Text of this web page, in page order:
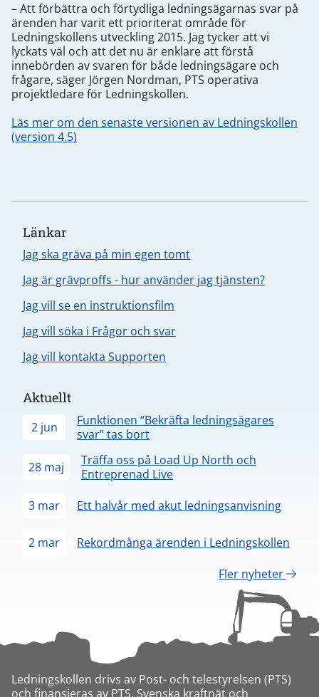
– Att förbättra och förtydliga ledningsägarnas svar på
ärenden har varit ett prioriterat område för
Ledningskollens utveckling 2015. Jag tycker att vi
lyckats väl och att det nu är enklare att förstå
innebörden av svaren för både ledningsägare och
frågare, säger Jörgen Nordman, PTS operativa
projektledare för Ledningskollen.
Läs mer om den senaste versionen av Ledningskollen
(version 4.5)
Länkar
Jag ska gräva på min egen tomt
Jag är grävproffs - hur använder jag tjänsten?
Jag vill se en instruktionsfilm
Jag vill söka i Frågor och svar
Jag vill kontakta Supporten
Aktuellt
2 jun
Funktionen “Bekräfta ledningsägares
svar” tas bort
28 maj
Träffa oss på Load Up North och
Entreprenad Live
3 mar
Ett halvår med akut ledningsanvisning
2 mar
Rekordmånga ärenden i Ledningskollen
Fler nyheter
Ledningskollen drivs av Post- och telestyrelsen (PTS)
och finansieras av PTS, Svenska kraftnät och